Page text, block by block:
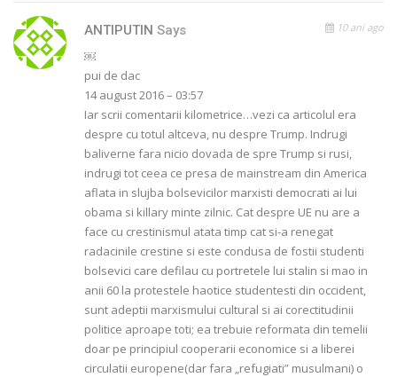
ANTIPUTIN Says 10 ani ago
￼
pui de dac
14 august 2016 – 03:57
Iar scrii comentarii kilometrice…vezi ca articolul era
despre cu totul altceva, nu despre Trump. Indrugi
baliverne fara nicio dovada de spre Trump si rusi,
indrugi tot ceea ce presa de mainstream din America
aflata in slujba bolsevicilor marxisti democrati ai lui
obama si killary minte zilnic. Cat despre UE nu are a
face cu crestinismul atata timp cat si-a renegat
radacinile crestine si este condusa de fostii studenti
bolsevici care defilau cu portretele lui stalin si mao in
anii 60 la protestele haotice studentesti din occident,
sunt adeptii marxismului cultural si ai corectitudinii
politice aproape toti; ea trebuie reformata din temelii
doar pe principiul cooperarii economice si a liberei
circulatii europene(dar fara „refugiati” musulmani) o